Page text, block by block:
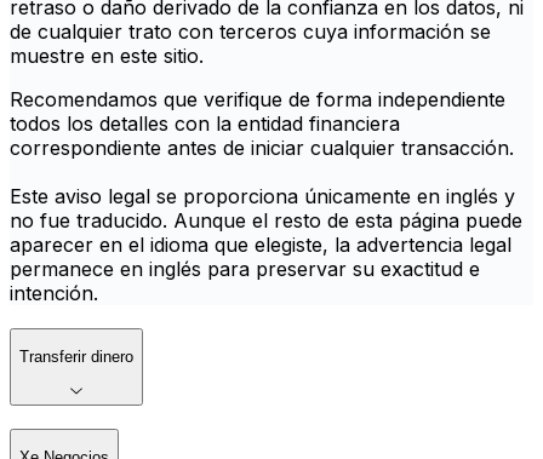
retraso o daño derivado de la confianza en los datos, ni
de cualquier trato con terceros cuya información se
muestre en este sitio.
Recomendamos que verifique de forma independiente
todos los detalles con la entidad financiera
correspondiente antes de iniciar cualquier transacción.
Este aviso legal se proporciona únicamente en inglés y
no fue traducido. Aunque el resto de esta página puede
aparecer en el idioma que elegiste, la advertencia legal
permanece en inglés para preservar su exactitud e
intención.
Transferir dinero